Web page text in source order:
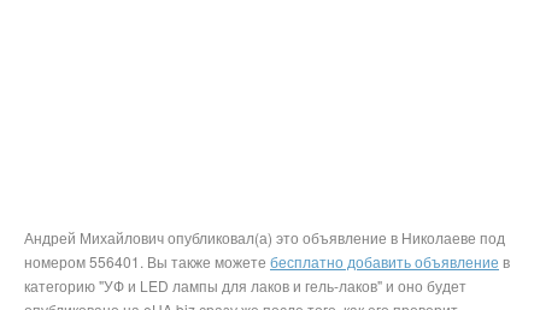
Андрей Михайлович опубликовал(а) это объявление в Николаеве под
номером 556401. Вы также можете бесплатно добавить объявление в
категорию "УФ и LED лампы для лаков и гель-лаков" и оно будет